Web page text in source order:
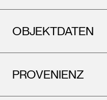
OBJEKTDATEN
PROVENIENZ